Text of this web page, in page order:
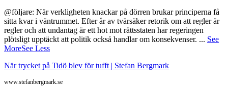
@följare: När verkligheten knackar på dörren brukar principerna få
sitta kvar i väntrummet. Efter år av tvärsäker retorik om att regler är
regler och att undantag är ett hot mot rättsstaten har regeringen
plötsligt upptäckt att politik också handlar om konsekvenser. ... See
MoreSee Less
När trycket på Tidö blev för tufft | Stefan Bergmark
www.stefanbergmark.se